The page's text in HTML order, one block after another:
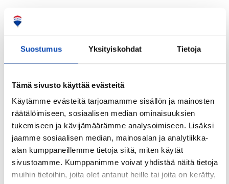
Suostumus Yksityiskohdat Tietoja
Tämä sivusto käyttää evästeitä
Käytämme evästeitä tarjoamamme sisällön ja mainosten
räätälöimiseen, sosiaalisen median ominaisuuksien
tukemiseen ja kävijämäärämme analysoimiseen. Lisäksi
jaamme sosiaalisen median, mainosalan ja analytiikka-
alan kumppaneillemme tietoja siitä, miten käytät
sivustoamme. Kumppanimme voivat yhdistää näitä tietoja
muihin tietoihin, joita olet antanut heille tai joita on kerätty,